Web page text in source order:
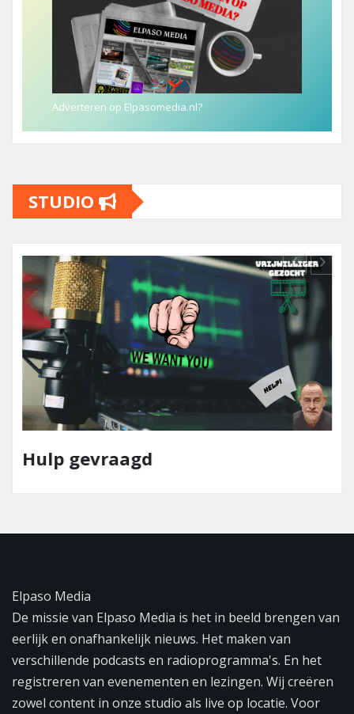
Adverteren op Elpasomedia.nl?
STUDIO
Hulp gevraagd
Elpaso Media
De missie van Elpaso Media is het in beeld brengen van
eerlijk en onafhankelijk nieuws. Het maken van
verschillende podcasts en radioprogramma's. En het
registreren van evenementen en lezingen. Wij creëren
zowel content in onze studio als live op locatie. Voor